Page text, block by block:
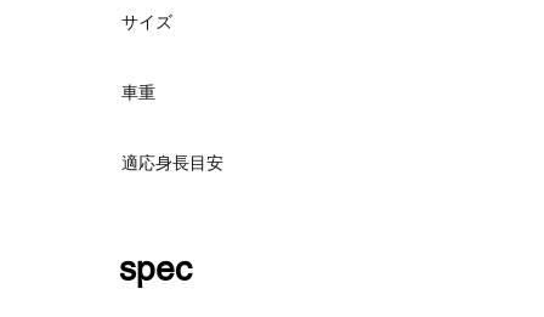
サイズ
車重
適応身長目安
spec